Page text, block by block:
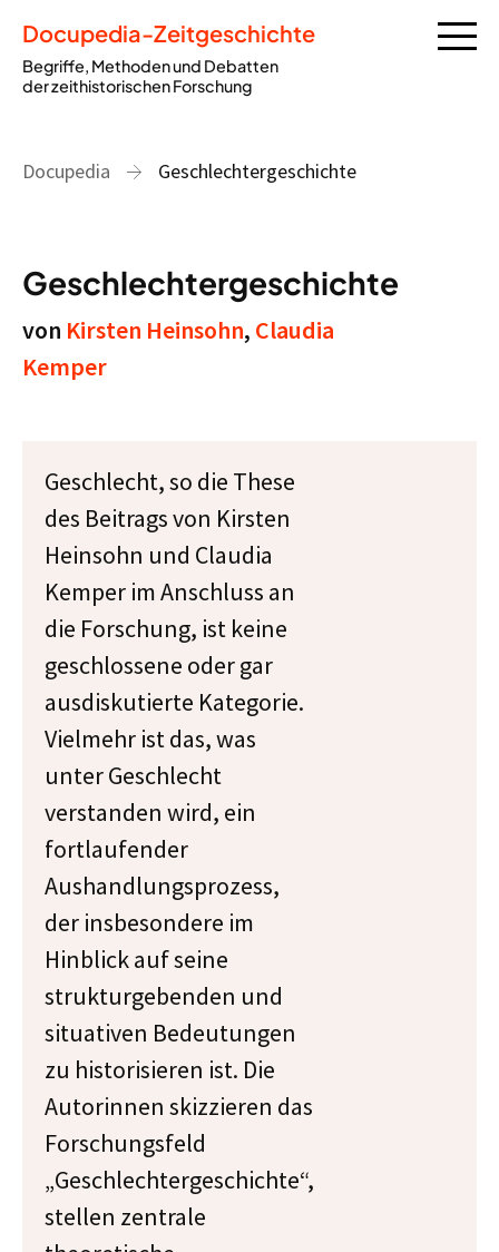
Docupedia-Zeitgeschichte
Begriffe, Methoden und Debatten
der zeithistorischen Forschung
Docupedia Geschlechtergeschichte
Geschlechtergeschichte
von Kirsten Heinsohn, Claudia
Kemper
Geschlecht, so die These
des Beitrags von Kirsten
Heinsohn und Claudia
Kemper im Anschluss an
die Forschung, ist keine
geschlossene oder gar
ausdiskutierte Kategorie.
Vielmehr ist das, was
unter Geschlecht
verstanden wird, ein
fortlaufender
Aushandlungsprozess,
der insbesondere im
Hinblick auf seine
strukturgebenden und
situativen Bedeutungen
zu historisieren ist. Die
Autorinnen skizzieren das
Forschungsfeld
„Geschlechtergeschichte“,
stellen zentrale